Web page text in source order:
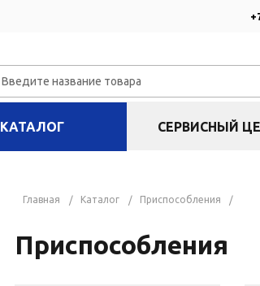
КАТАЛОГ СЕРВИСНЫЙ
Главная Каталог Приспособления
Приспособления